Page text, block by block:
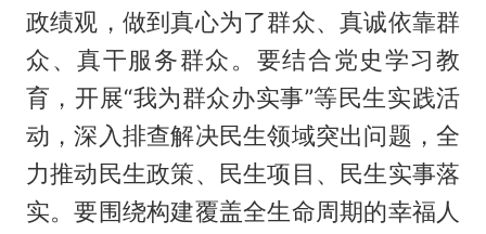
政绩观，做到真心为了群众、真诚依靠群
众、真干服务群众。要结合党史学习教
育，开展“我为群众办实事”等民生实践活
动，深入排查解决民生领域突出问题，全
力推动民生政策、民生项目、民生实事落
实。要围绕构建覆盖全生命周期的幸福人